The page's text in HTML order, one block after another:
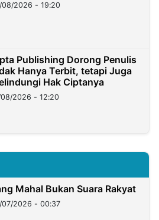
08/2026 - 19:20
Publishing Dorong Penulis
Hanya Terbit, tetapi Juga
Hak Ciptanya
2026 - 12:20
Mahal Bukan Suara Rakyat
07/2026 - 00:37